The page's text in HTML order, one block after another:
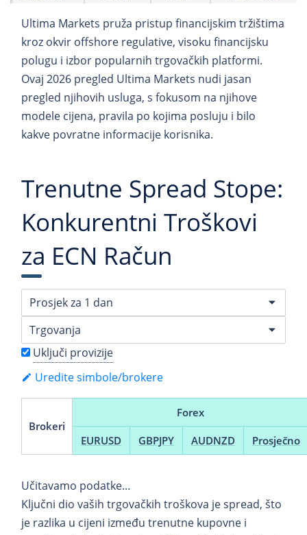
Ultima Markets pruža pristup financijskim tržištima
kroz okvir offshore regulative, visoku financijsku
polugu i izbor popularnih trgovačkih platformi.
Ovaj 2026 pregled Ultima Markets nudi jasan
pregled njihovih usluga, s fokusom na njihove
modele cijena, pravila po kojima posluju i bilo
kakve povratne informacije korisnika.
Trenutne Spread Stope:
Konkurentni Troškovi
za ECN Račun
Uključi provizije
Uredite simbole/brokere
Brokeri
Forex
EURUSD GBPJPY AUDNZD Prosječno
Učitavamo podatke...
Ključni dio vaših trgovačkih troškova je spread, što
je razlika u cijeni između trenutne kupovne i